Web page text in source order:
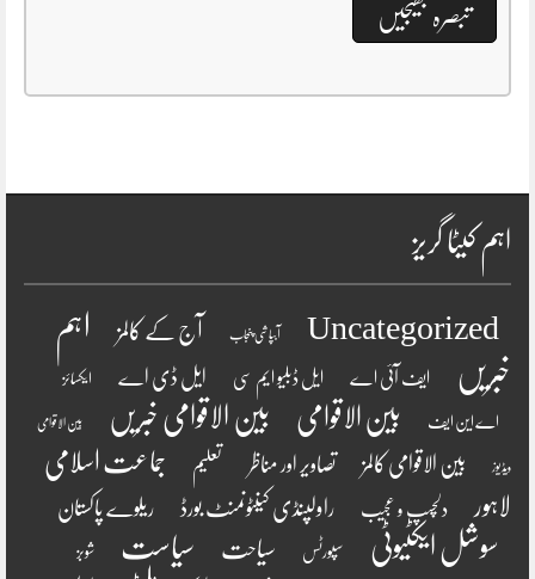
اہم کیٹا گریز
Uncategorized آبپاشی پنجاب آج کے کالمز
اہم
خبریں
ایف آئی اے ایل ڈبلیو ایم سی ایل ڈی اے ایکسائز
اے این ایف بین الاقوامی بین الاقوامی خبریں بین الاقوامی
ویڈیوز بین الاقوامی کالمز تصاویر اور مناظر تعلیم
جماعت اسلامی
لاہور
دلچسپ و عجیب راولپنڈی کینٹونمنٹ بورڈ ریلوے پاکستان
سوشل ایکٹیوٹی سپورٹس سیاحت سیاست شوبز